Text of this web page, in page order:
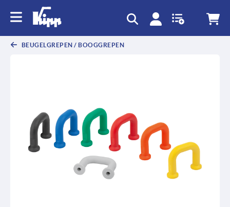
BEUGELGREPEN / BOOGGREPEN